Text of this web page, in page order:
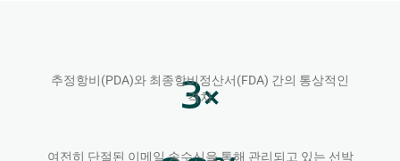
3×
추정항비(PDA)와 최종항비정산서(FDA) 간의 통상적인
격차
여전히 단절된 이메일 송수신을 통해 관리되고 있는 선박